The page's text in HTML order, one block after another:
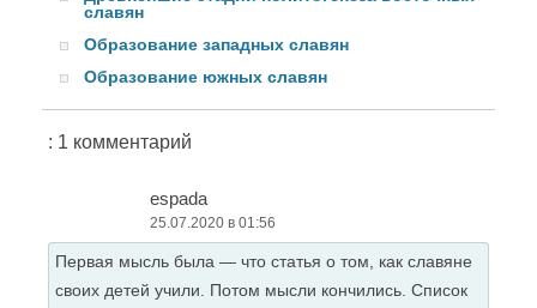
славян
Образование западных славян
Образование южных славян
: 1 комментарий
espada
25.07.2020 в 01:56
Первая мысль была — что статья о том, как славяне
своих детей учили. Потом мысли кончились. Список